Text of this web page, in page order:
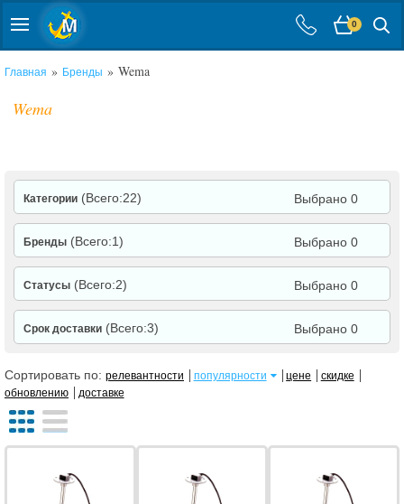
0
Главная » Бренды » Wema
Wema
Категории (Всего:22) Выбрано 0
Бренды (Всего:1) Выбрано 0
Статусы (Всего:2) Выбрано 0
Срок доставки (Всего:3) Выбрано 0
Сортировать по: релевантности популярности цене
скидке
обновлению
доставке